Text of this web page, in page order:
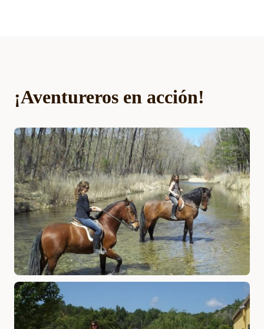
¡Aventureros en acción!